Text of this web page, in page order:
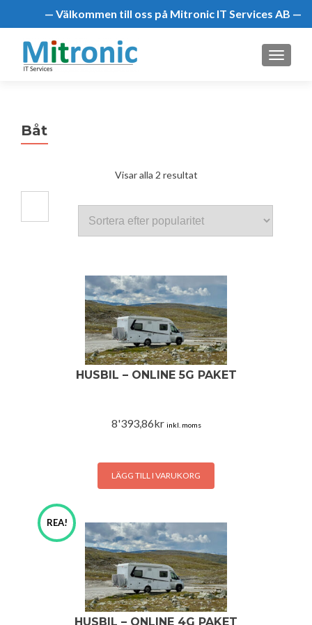
— Välkommen till oss på Mitronic IT Services AB —
MENU
Båt
Visar alla 2 resultatSortera
efter
popularitet
HUSBIL – ONLINE 5G PAKET
8'393,86kr inkl. moms
LÄGG TILL I VARUKORG
REA!
HUSBIL – ONLINE 4G PAKET